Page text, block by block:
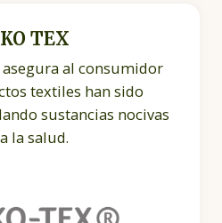
TEX
al consumidor
textiles han sido
sustancias nocivas
la salud.